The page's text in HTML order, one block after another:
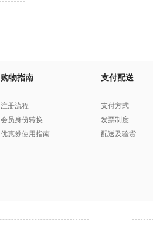
购物指南
注册流程
会员身份转换
优惠券使用指南
支付配送
支付方式
发票制度
配送及验货